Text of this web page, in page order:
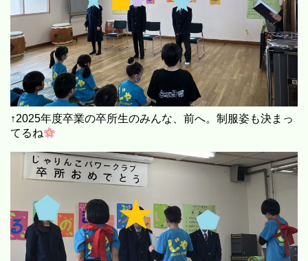
↑2025年度卒業の卒所生のみんな、前へ。制服姿も決まっ
てるね